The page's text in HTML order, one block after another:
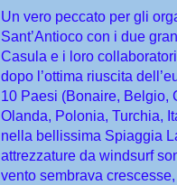
Un vero peccato per gli
Sant’Antioco con i due
Casula e i loro
dopo l’ottima riuscita
10 Paesi (Bonaire, Belgio,
Olanda, Polonia, Turchia,
nella bellissima Spiaggia
attrezzature da windsurf
vento sembrava